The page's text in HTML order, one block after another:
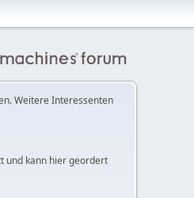
Weitere Interessenten
und kann hier geordert